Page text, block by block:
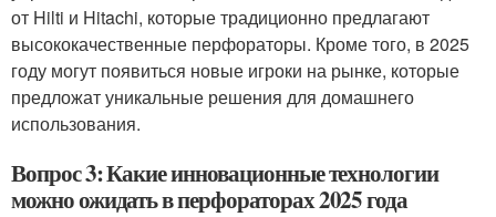
от Hilti и Hitachi, которые традиционно предлагают
высококачественные перфораторы. Кроме того, в 2025
году могут появиться новые игроки на рынке, которые
предложат уникальные решения для домашнего
использования.
Вопрос 3: Какие инновационные технологии
можно ожидать в перфораторах 2025 года